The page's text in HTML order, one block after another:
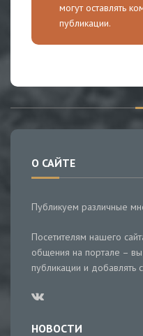
могут оставлять
публикации.
О САЙТЕ
Публикуем различные
Посетителям нашего
общения на портале –
публикации и добавлять
НОВОСТИ